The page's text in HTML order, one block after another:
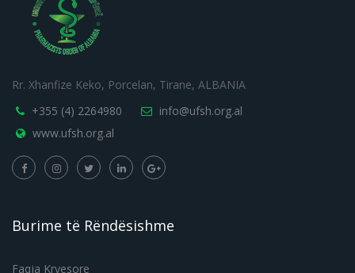
Rr. Xhanfize Keko, Porcelan, Tirane, ALBANIA
+355 (4) 2264980
info@ufsh.org.al
www.ufsh.org.al
Burime të Rëndësishme
Faqja Kryesore